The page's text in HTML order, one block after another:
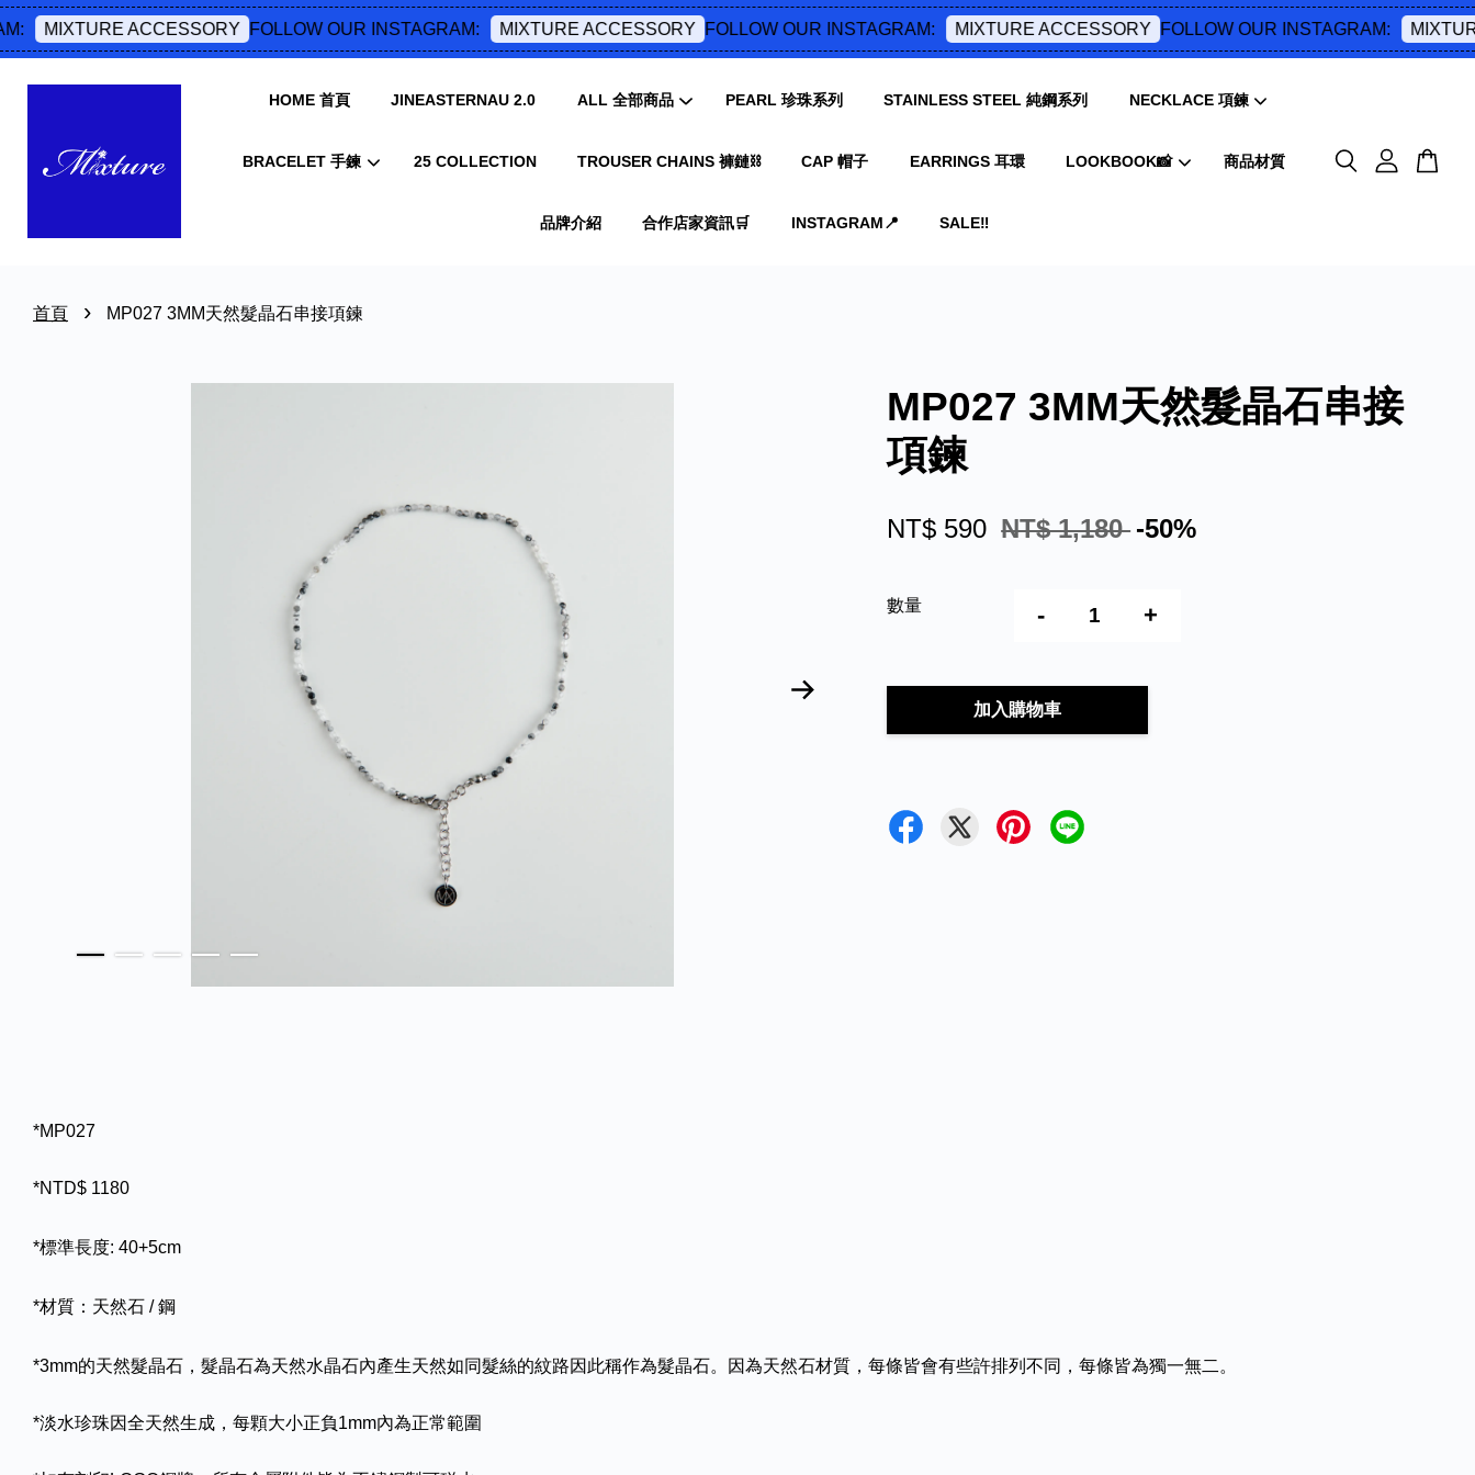
MIXTURE ACCESSORY FOLLOW OUR INSTAGRAM: MIXTURE ACCESSORY FOLLOW OUR INSTAGRAM: MIXTURE ACCESSORY FOLLOW OUR INSTAGRAM: MIXTURE
HOME 首頁 JINEASTERNAU 2.0 ALL 全部商品 PEARL 珍珠系列 STAINLESS STEEL 純鋼系列 NECKLACE 項鍊
BRACELET 手鍊 25 COLLECTION TROUSER CHAINS 褲鏈⛓️ CAP 帽子 EARRINGS 耳環 LOOKBOOK📸 商品材質
品牌介紹 合作店家資訊🛒 INSTAGRAM📍 SALE‼️
首頁 › MP027 3MM天然髮晶石串接項鍊
MP027 3MM天然髮晶石串接
項鍊
NT$ 590 NT$ 1,180 -50%
數量 - +
加入購物車
*MP027
*NTD$ 1180
*標準長度: 40+5cm
*材質：天然石 / 鋼
*3mm的天然髮晶石，髮晶石為天然水晶石內產生天然如同髮絲的紋路因此稱作為髮晶石。因為天然石材質，每條皆會有些許排列不同，每條皆為獨一無二。
*淡水珍珠因全天然生成，每顆大小正負1mm內為正常範圍